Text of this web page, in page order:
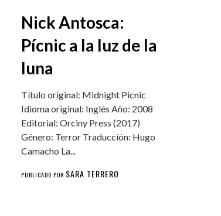
Nick Antosca:
Pícnic a la luz de la
luna
Título original: Midnight Picnic
Idioma original: Inglés Año: 2008
Editorial: Orciny Press (2017)
Género: Terror Traducción: Hugo
Camacho La...
PUBLICADO POR SARA TERRERO